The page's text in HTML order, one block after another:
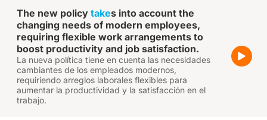
The new policy takes into account the
changing needs of modern employees,
requiring flexible work arrangements to
boost productivity and job satisfaction.
La nueva política tiene en cuenta las necesidades
cambiantes de los empleados modernos,
requiriendo arreglos laborales flexibles para
aumentar la productividad y la satisfacción en el
trabajo.